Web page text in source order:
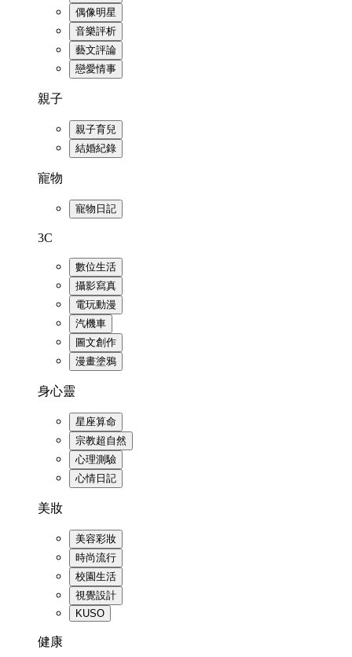
偶像明星
音樂評析
藝文評論
戀愛情事
親子
親子育兒
結婚紀錄
寵物
寵物日記
3C
數位生活
攝影寫真
電玩動漫
汽機車
圖文創作
漫畫塗鴉
身心靈
星座算命
宗教超自然
心理測驗
心情日記
美妝
美容彩妝
時尚流行
校園生活
視覺設計
KUSO
健康